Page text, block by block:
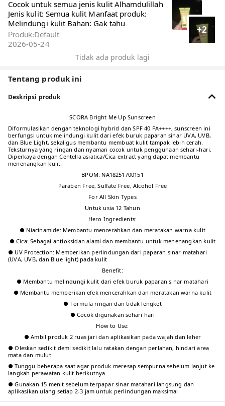
Cocok untuk semua jenis kulit Alhamdulillah
Jenis kulit: Semua kulit Manfaat produk:
Melindungi kulit Bahan: Gak tahu
+2
Produk:Default
2026-05-24
Tidak ada produk lagi
Tentang produk ini
Deskripsi produk
SCORA Bright Me Up Sunscreen
Diformulasikan dengan teknologi hybrid dan SPF 40 PA++++, sunscreen ini
berfungsi untuk melindungi kulit dari efek buruk paparan sinar UVA, UVB,
dan Blue Light, sekaligus membantu membuat kulit tampak lebih cerah.
Teksturnya yang ringan dan nyaman cocok untuk penggunaan sehari-hari.
Diperkaya dengan Centella asiatica/Cica extract yang dapat membantu
menenangkan kulit.
BPOM: NA18251700151
Paraben Free, Sulfate Free, Alcohol Free
For All Skin Types
Untuk usia 12 Tahun
Hero Ingredients:
● Niacinamide: Membantu mencerahkan dan meratakan warna kulit
● Cica: Sebagai antioksidan alami dan membantu untuk menenangkan kulit
● UV Protection: Memberikan perlindungan dari paparan sinar matahari
(UVA, UVB, dan Blue light) pada kulit
Benefit:
● Membantu melindungi kulit dari efek buruk paparan sinar matahari
● Membantu memberikan efek mencerahkan dan meratakan warna kulit
● Formula ringan dan tidak lengket
● Cocok digunakan sehari hari
How to Use:
● Ambil produk 2 ruas jari dan aplikasikan pada wajah dan leher
● Oleskan sedikit demi sedikit lalu ratakan dengan perlahan, hindari area
mata dan mulut
● Tunggu beberapa saat agar produk meresap sempurna sebelum lanjut ke
langkah perawatan kulit berikutnya
● Gunakan 15 menit sebelum terpapar sinar matahari langsung dan
aplikasikan ulang setiap 2-3 jam untuk perlindungan maksimal